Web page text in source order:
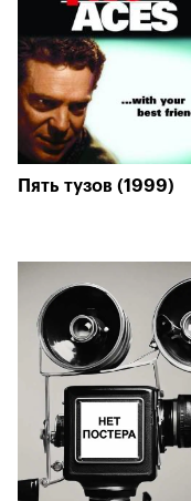
Пять тузов (1999)